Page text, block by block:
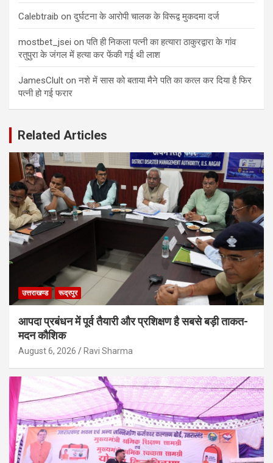
Calebtraib onदुर्घटना के आरोपी चालक के विरूद्व मुकदमा दर्ज
mostbet_jsei onपति ही निकला पत्नी का हत्यारा ठाकुरद्वारा के गांव
रतुपुरा के जंगल में हत्या कर फेंकी गई थी लाश
JamesClult onनशे में सास को बताया मैने पति का कत्ल कर दिया है फिर
पत्नी हो गई फरार
Related Articles
उत्तराखण्ड रूद्रपुर
आपदा प्रबंधन में पूर्व तैयारी और प्रशिक्षण है सबसे बड़ी ताकत-
मदन कौशिक
August 6, 2026 Ravi Sharma